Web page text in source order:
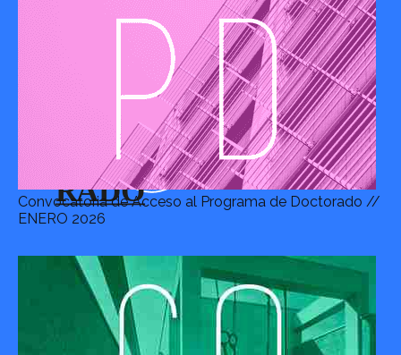
Convocatoria de Acceso al Programa de Doctorado //
ENERO 2026